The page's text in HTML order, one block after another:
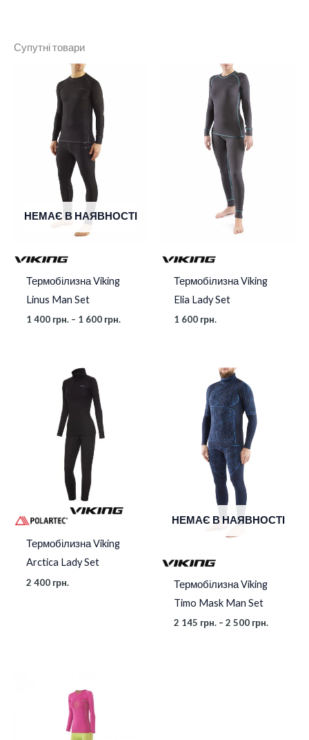
Розмір
Стать
Супутні товари
НЕМАЄ В НАЯВНОСТІ
Термобілизна Viking
Linus Man Set
1 400 грн. – 1 600 грн.
Термобілизна Viking
Elia Lady Set
1 600 грн.
Термобілизна Viking
Arctica Lady Set
2 400 грн.
НЕМАЄ В НАЯВНОСТІ
Термобілизна Viking
Timo Mask Man Set
2 145 грн. – 2 500 грн.